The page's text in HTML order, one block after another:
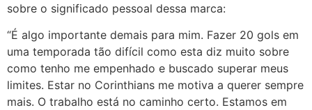
sobre o significado pessoal dessa marca:
“É algo importante demais para mim. Fazer 20 gols em
uma temporada tão difícil como esta diz muito sobre
como tenho me empenhado e buscado superar meus
limites. Estar no Corinthians me motiva a querer sempre
mais. O trabalho está no caminho certo. Estamos em